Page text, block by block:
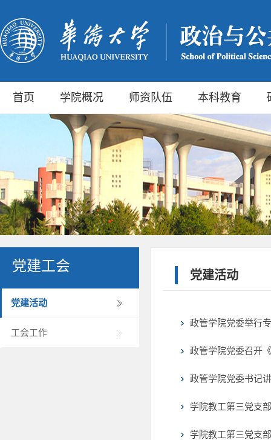
首页 学院概况 师资队伍 本科教育
党建工会
党建活动
工会工作
党建活动
政管学院党委举行
政管学院党委召开
政管学院党委书记
学院教工第三党支
学院教工第三党支